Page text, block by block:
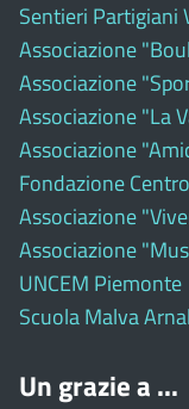
Sentieri Partigiani
Associazione
Associazione
Associazione "La
Associazione
Fondazione
Associazione
Associazione
UNCEM Piemonte
Scuola Malva
Un grazie a ...